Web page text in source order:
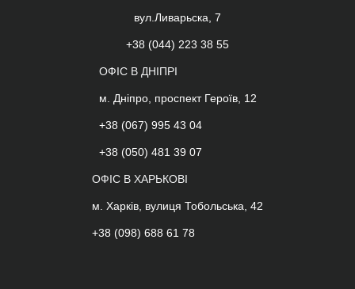
вул.Ливарьска, 7
+38 (044) 223 38 55
ОФІС В ДНІПРІ
м. Дніпро, проспект Героїв, 12
+38 (067) 995 43 04
+38 (050) 481 39 07
ОФІС В ХАРЬКОВІ
м. Харків, вулиця Тобольська, 42
+38 (098) 688 61 78